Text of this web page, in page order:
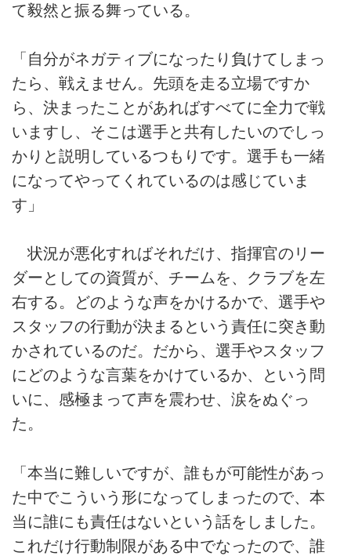
て毅然と振る舞っている。
「自分がネガティブになったり負けてしまっ
たら、戦えません。先頭を走る立場ですか
ら、決まったことがあればすべてに全力で戦
いますし、そこは選手と共有したいのでしっ
かりと説明しているつもりです。選手も一緒
になってやってくれているのは感じていま
す」
状況が悪化すればそれだけ、指揮官のリー
ダーとしての資質が、チームを、クラブを左
右する。どのような声をかけるかで、選手や
スタッフの行動が決まるという責任に突き動
かされているのだ。だから、選手やスタッフ
にどのような言葉をかけているか、という問
いに、感極まって声を震わせ、涙をぬぐっ
た。
「本当に難しいですが、誰もが可能性があっ
た中でこういう形になってしまったので、本
当に誰にも責任はないという話をしました。
これだけ行動制限がある中でなったので、誰